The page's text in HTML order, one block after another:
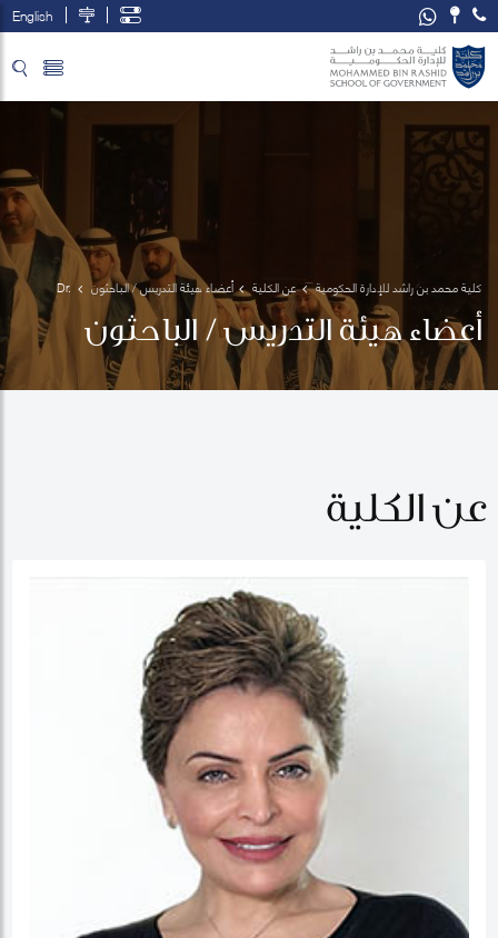
English
كلية محمد بن راشد للإدارة الحكومية عن الكلية أعضاء هيئة التدريس / الباحثون
Dr.
Suhair
Hamouri
أعضاء هيئة التدريس / الباحثون
عن الكلية